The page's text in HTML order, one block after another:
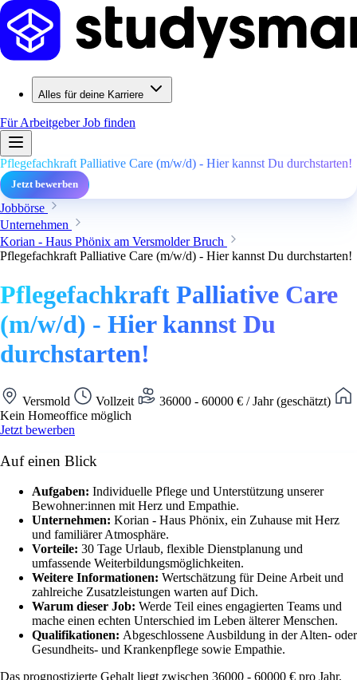
Alles für deine Karriere
Für ArbeitgeberJob finden
Pflegefachkraft Palliative Care (m/w/d) - Hier kannst Du durchstarten!
Jetzt bewerben
Jobbörse
Unternehmen
Korian - Haus Phönix am Versmolder Bruch
Pflegefachkraft Palliative Care (m/w/d) - Hier kannst Du durchstarten!
Pflegefachkraft Palliative Care
(m/w/d) - Hier kannst Du
durchstarten!
Versmold Vollzeit
36000 - 60000 € / Jahr (geschätzt)
Kein Homeoffice möglich
Jetzt bewerben
Auf einen Blick
Aufgaben: Individuelle Pflege und Unterstützung unserer
Bewohner:innen mit Herz und Empathie.
Unternehmen: Korian - Haus Phönix, ein Zuhause mit Herz
und familiärer Atmosphäre.
Vorteile: 30 Tage Urlaub, flexible Dienstplanung und
umfassende Weiterbildungsmöglichkeiten.
Weitere Informationen: Wertschätzung für Deine Arbeit und
zahlreiche Zusatzleistungen warten auf Dich.
Warum dieser Job: Werde Teil eines engagierten Teams und
mache einen echten Unterschied im Leben älterer Menschen.
Qualifikationen: Abgeschlossene Ausbildung in der Alten- oder
Gesundheits- und Krankenpflege sowie Empathie.
Das prognostizierte Gehalt liegt zwischen 36000 - 60000 € pro Jahr.